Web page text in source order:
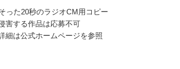
った20秒のラジオCM用コピー
害する作品は応募不可
細は公式ホームページを参照